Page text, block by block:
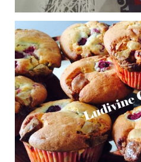
Macarons
Publié le 27/11/